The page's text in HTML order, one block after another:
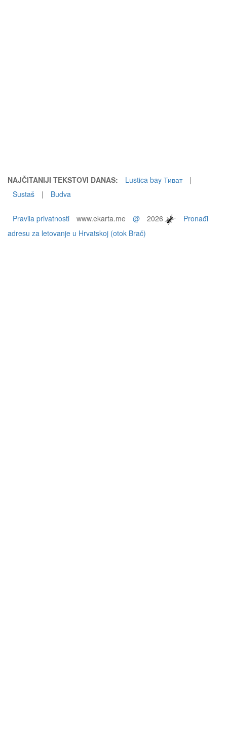
NAJČITANIJI TEKSTOVI DANAS: Lustica bay Тиват
|
Sustaš
| Budva
Pravila privatnosti www.ekarta.me @ 2026
Pronađi
adresu za letovanje u Hrvatskoj (otok Brač)